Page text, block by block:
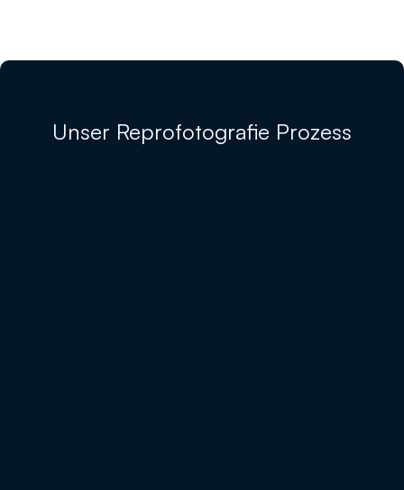
Unser Reprofotografie Prozess